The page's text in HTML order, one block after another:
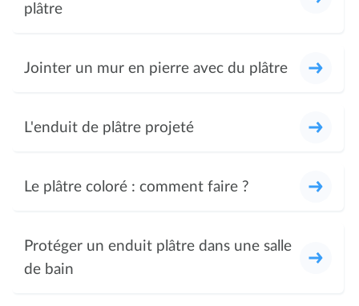
plâtre
Jointer un mur en pierre avec du plâtre
L'enduit de plâtre projeté
Le plâtre coloré : comment faire ?
Protéger un enduit plâtre dans une salle
de bain